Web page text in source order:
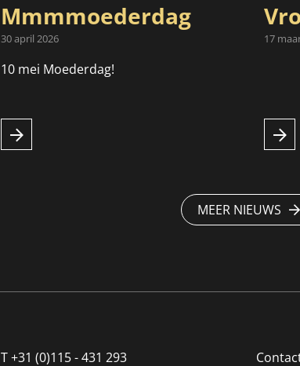
Mmmmoederdag
30 april 2026
10 mei Moederdag!
17
MEER NIEUWS
T+31 (0)115 - 431 293